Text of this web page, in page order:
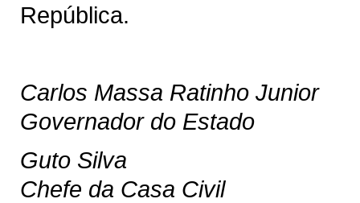
República.
Carlos Massa Ratinho Junior
Governador do Estado
Guto Silva
Chefe da Casa Civil